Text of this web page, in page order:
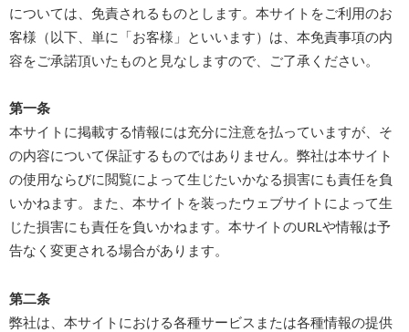
については、免責されるものとします。本サイトをご利用のお
客様（以下、単に「お客様」といいます）は、本免責事項の内
容をご承諾頂いたものと見なしますので、ご了承ください。
第一条
本サイトに掲載する情報には充分に注意を払っていますが、そ
の内容について保証するものではありません。弊社は本サイト
の使用ならびに閲覧によって生じたいかなる損害にも責任を負
いかねます。また、本サイトを装ったウェブサイトによって生
じた損害にも責任を負いかねます。本サイトのURLや情報は予
告なく変更される場合があります。
第二条
弊社は、本サイトにおける各種サービスまたは各種情報の提供